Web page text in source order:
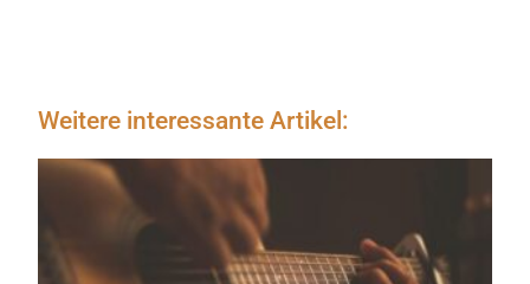
Weitere interessante Artikel: